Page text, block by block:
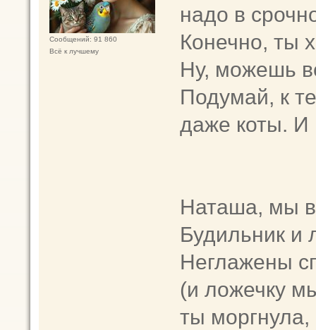
Сообщений: 91 860
Всё к лучшему
надо в
Конечно, ты
Ну, можешь
Подумай, к
даже коты. И
Наташа, мы
Будильник и
Неглажены
(и ложечку
ты моргнула,